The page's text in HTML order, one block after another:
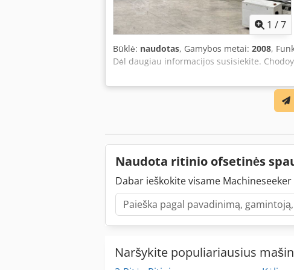
1 /7
Būklė: naudotas, Gamybos metai: 2008,
Dėl daugiau informacijos susisiekite.
Naudota ritinio ofsetinės
Dabar ieškokite visame
Naršykite populiariausius